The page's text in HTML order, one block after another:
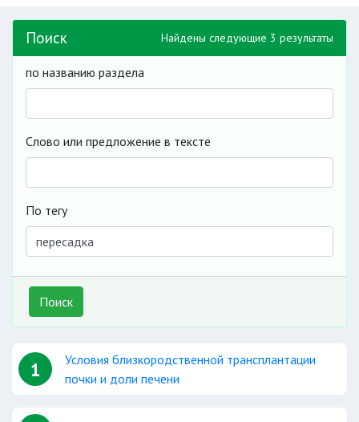
Поиск Найдены следующие 3 результаты
по названию раздела
Слово или предложение в тексте
По тегу
Поиск
1
Условия близкородственной трансплантации
почки и доли печени